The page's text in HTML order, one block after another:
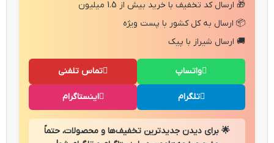
🎁 ارسال کد تخفیف با خرید بیش از 1.5 میلیون
📦 ارسال به کل کشور با پست ویژه
🚚 ارسال شیراز با پیک
تماس تلفنی واتساپ
اینستاگرام تلگرام
🌟 برای دیدن جدیدترین تخفیف‌ها و محصولات، حتماً